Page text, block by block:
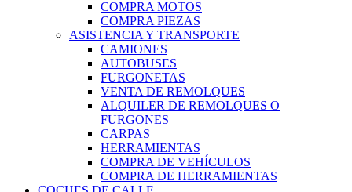
COMPRA MOTOS
COMPRA PIEZAS
ASISTENCIA Y TRANSPORTE
CAMIONES
AUTOBUSES
FURGONETAS
VENTA DE REMOLQUES
ALQUILER DE REMOLQUES O
FURGONES
CARPAS
HERRAMIENTAS
COMPRA DE VEHÍCULOS
COMPRA DE HERRAMIENTAS